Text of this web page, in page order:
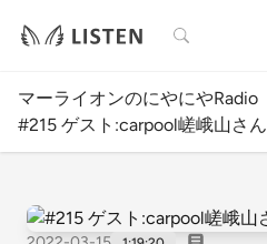
検索
マーライオンのにやにやRadio
#215 ゲスト:carpool嵯峨山さん